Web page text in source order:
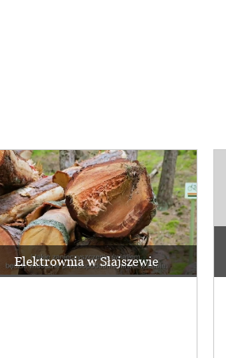
Elektrownia w Słajszewie